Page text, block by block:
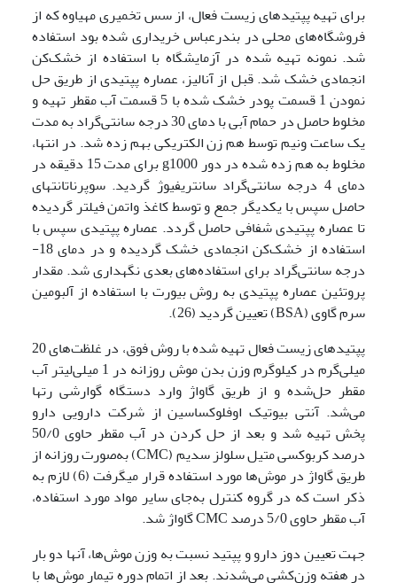
برای تهیه پپتیدهای زیست فعال، از سس تخمیری مهیاوه که از
فروشگاه‌های محلی در بندرعباس خریداری شده بود استفاده
شد. نمونه تهیه شده در آزمایشگاه با استفاده از خشک‌کن
انجمادی خشک شد. قبل از آنالیز، عصاره پپتیدی از طریق حل
نمودن 1 قسمت پودر خشک شده با 5 قسمت آب مقطر تهیه و
مخلوط حاصل در حمام آبی با دمای 30 درجه سانتی‌گراد به مدت
یک ساعت ونیم توسط هم زن الکتریکی بهم زده شد. در انتها،
مخلوط به هم زده شده در دور g1000 برای مدت 15 دقیقه در
دمای 4 درجه سانتی‌گراد سانتریفیوژ گردید. سوپرناتانت­های
حاصل سپس با یکدیگر جمع و توسط کاغذ واتمن فیلتر گردیده
تا عصاره پپتیدی شفافی حاصل گردد. عصاره پپتیدی سپس با
استفاده از خشک‌کن انجمادی خشک گردیده و در دمای 18-
درجه سانتی‌گراد برای استفاده‌های بعدی نگهداری شد. مقدار
پروتئین عصاره پپتیدی به روش بیورت با استفاده از آلبومین
سرم گاوی (BSA) تعیین گردید (26).
پپتیدهای زیست فعال تهیه شده با روش فوق، در غلظت‌های 20
میلی‌گرم در کیلوگرم وزن بدن موش روزانه در 1 میلی‌لیتر آب
مقطر حل‌شده و از طریق گاواژ وارد دستگاه گوارشی رت­ها
می‌شد. آنتی بیوتیک اوفلوکساسین از شرکت دارویی دارو
پخش تهیه شد و بعد از حل کردن در آب مقطر حاوی 50/0
درصد کربوکسی متیل سلولز سدیم (CMC) به‌صورت روزانه از
طریق گاواژ در موش‌ها مورد استفاده قرار می­گرفت (6) لازم به
ذکر است که در گروه کنترل به‌جای سایر مواد مورد استفاده،
آب مقطر حاوی 5/0 درصد CMC گاواژ شد.
جهت تعیین دوز دارو و پپتید نسبت به وزن موش‌ها، آنها دو بار
در هفته وزن‌کشی می‌شدند. بعد از اتمام دوره تیمار موش‌ها با